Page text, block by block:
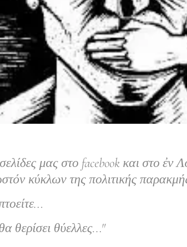
μας στο facebook και στο
κύκλων της πολιτικής
θερίσει θύελλες...''